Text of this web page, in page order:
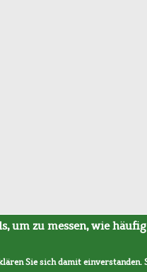
DatenschutzAVB
um zu messen, wie
Sie sich damit